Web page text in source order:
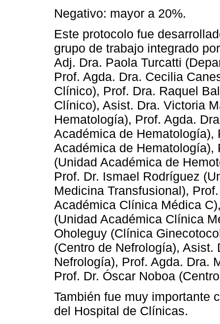
Negativo: mayor a 20%.
Este protocolo fue
grupo de trabajo integrado
Adj. Dra. Paola Turcatti
Prof. Agda. Dra. Cecilia
Clínico), Prof. Dra. Raquel
Clínico), Asist. Dra. Victoria
Hematología), Prof. Agda.
Académica de Hematología),
Académica de Hematología),
(Unidad Académica de
Prof. Dr. Ismael Rodríguez
Medicina Transfusional),
Académica Clínica Médica
(Unidad Académica Clínica
Oholeguy (Clínica
(Centro de Nefrología), Asist.
Nefrología), Prof. Agda. Dra.
Prof. Dr. Óscar Noboa
También fue muy importante
del Hospital de Clínicas.